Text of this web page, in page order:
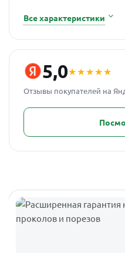
Все характеристики
5,0★★★★★
Отзывы покупателей на